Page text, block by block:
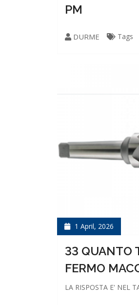
PM
DURME Tags
1 April, 2026
33 QUANTO
FERMO
LA RISPOSTA E' NEL